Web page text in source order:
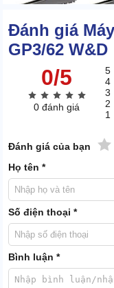
Trong thùng còn có sự
tại nắp thùng, dễ tháo/
1.3 Chất liệu
trường
Tổng thểmáy hút bụi
ABS, inox, cao su,...
Đánh giá
GP3/62 W&D
0/5
0 đánh giá
5
4
3
2
1
Đánh giá của bạn 1
Họ tên *
Số điện thoại *
Bình luận *